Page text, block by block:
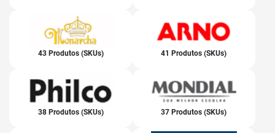
43 Produtos (SKUs) 41 Produtos (SKUs)
38 Produtos (SKUs) 37 Produtos (SKUs)